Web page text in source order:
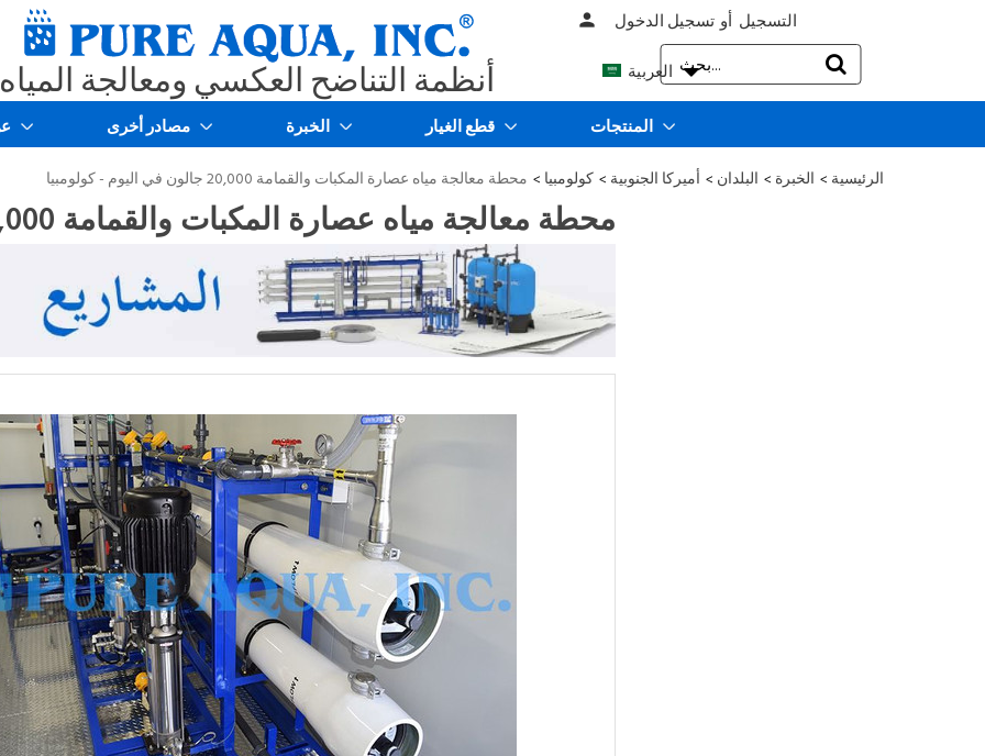
أنظمة التناضح العكسي ومعالجة المياه
person تسجيل الدخول أو التسجيل
العربية 
Keyword:

المنتجات قطع الغيار الخبرة مصادر أخرى
الرئيسية > الخبرة > البلدان > أميركا الجنوبية > كولومبيا > محطة معالجة مياه عصارة المكبات والقمامة 20,000 جالون في اليوم - كولومبيا
محطة معالجة مياه عصارة المكبات والقمامة 20,000 جالون في اليوم - كولومبيا